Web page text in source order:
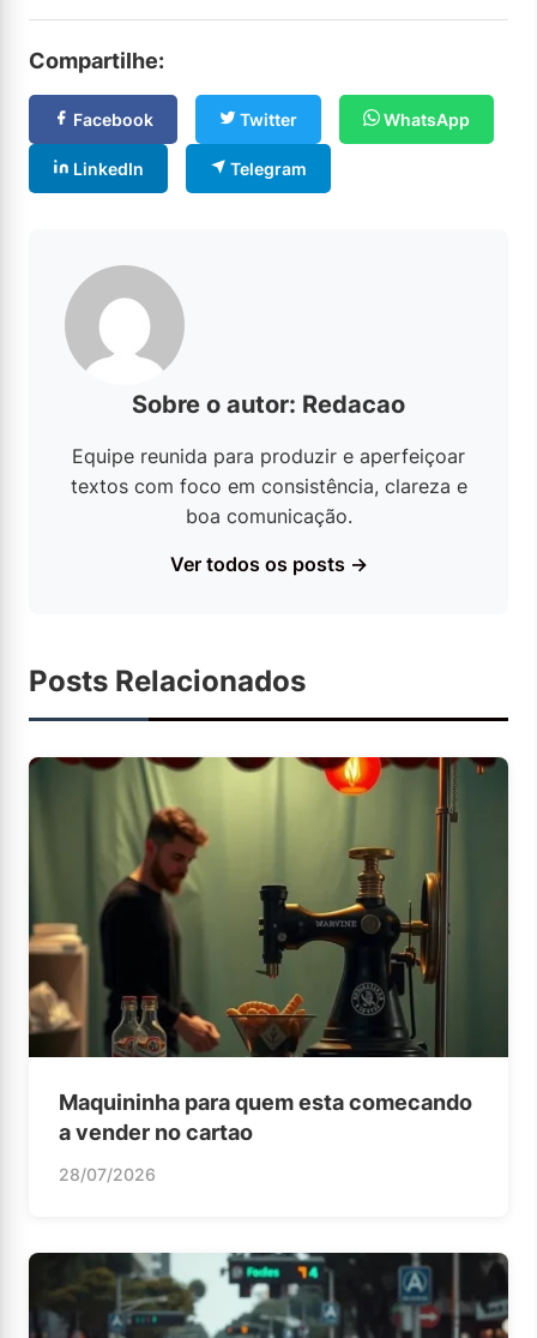
Compartilhe:
Facebook Twitter WhatsApp
LinkedIn Telegram
Sobre o autor: Redacao
Equipe reunida para produzir e aperfeiçoar
textos com foco em consistência, clareza e
boa comunicação.
Ver todos os posts →
Posts Relacionados
Maquininha para quem esta comecando
a vender no cartao
28/07/2026